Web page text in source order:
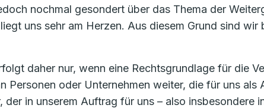
nochmal gesondert über das Thema der
uns sehr am Herzen. Aus diesem Grund sind
daher nur, wenn eine Rechtsgrundlage für die
Personen oder Unternehmen weiter, die für uns
in unserem Auftrag für uns – also insbesondere